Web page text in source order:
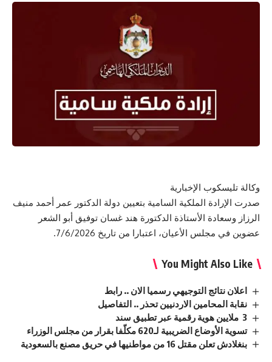
وكالة تليسكوب الإخبارية
صدرت الإرادة الملكية السامية بتعيين دولة الدكتور عمر أحمد منيف
الرزاز وسعادة الأستاذة الدكتورة هند غسان توفيق أبو الشعر
عضوين في مجلس الأعيان، اعتبارا من تاريخ 7/6/2026.
You Might Also Like
اعلان نتائج التوجيهي رسميا الان .. رابط
نقابة المحامين الاردنيين تحذر .. التفاصيل
3 ملايين هوية رقمية عبر تطبيق سند
تسوية الأوضاع الضريبية لـ620 مكلّفا بقرار من مجلس الوزراء
بنغلادش تعلن مقتل 16 من مواطنيها في حريق مصنع بالسعودية